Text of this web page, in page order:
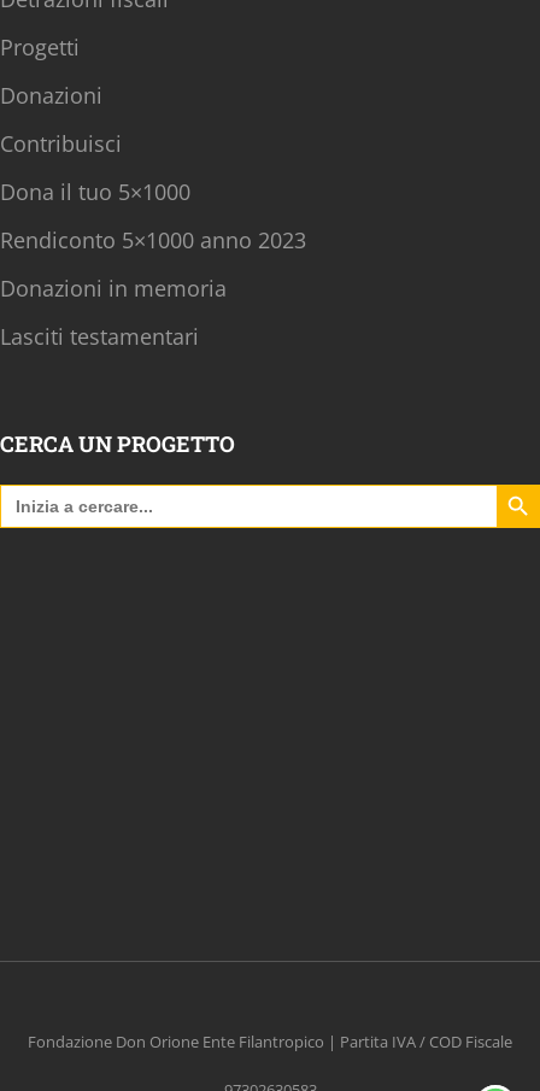
Progetti
Donazioni
Contribuisci
Dona il tuo 5×1000
Rendiconto 5×1000 anno 2023
Donazioni in memoria
Lasciti testamentari
CERCA UN PROGETTO
Search
for:
Search
Fondazione Don Orione Ente Filantropico | Partita IVA / COD Fiscale